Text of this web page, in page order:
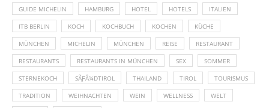
GUIDE MICHELIN HAMBURG HOTEL HOTELS ITALIEN
ITB BERLIN KOCH KOCHBUCH KOCHEN KÜCHE
MÜNCHEN MICHELIN MÜNCHEN REISE RESTAURANT
RESTAURANTS RESTAURANTS IN MÜNCHEN SEX SOMMER
STERNEKOCH SÃƑÂ¼DTIROL THAILAND TIROL TOURISMUS
TRADITION WEIHNACHTEN WEIN WELLNESS WELT